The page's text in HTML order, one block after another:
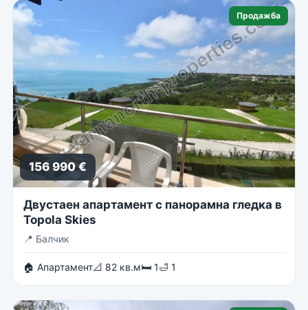
Продажба
156 990 €
Двустаен апартамент с панорамна гледка в
Topola Skies
📍 Балчик
🏠 Апартамент📐 82 кв.м🛏 1🛁 1